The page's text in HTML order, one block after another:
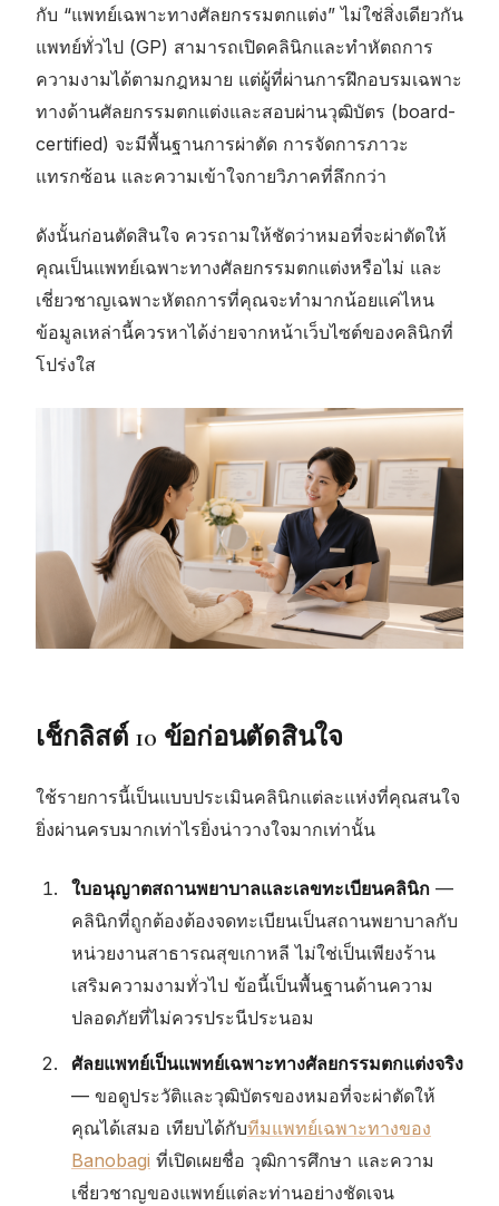
กับ “แพทย์เฉพาะทางศัลยกรรมตกแต่ง” ไม่ใช่สิ่งเดียวกัน
แพทย์ทั่วไป (GP) สามารถเปิดคลินิกและทำหัตถการ
ความงามได้ตามกฎหมาย แต่ผู้ที่ผ่านการฝึกอบรมเฉพาะ
ทางด้านศัลยกรรมตกแต่งและสอบผ่านวุฒิบัตร (board-
certified) จะมีพื้นฐานการผ่าตัด การจัดการภาวะ
แทรกซ้อน และความเข้าใจกายวิภาคที่ลึกกว่า
ดังนั้นก่อนตัดสินใจ ควรถามให้ชัดว่าหมอที่จะผ่าตัดให้
คุณเป็นแพทย์เฉพาะทางศัลยกรรมตกแต่งหรือไม่ และ
เชี่ยวชาญเฉพาะหัตถการที่คุณจะทำมากน้อยแค่ไหน
ข้อมูลเหล่านี้ควรหาได้ง่ายจากหน้าเว็บไซต์ของคลินิกที่
โปร่งใส
เช็กลิสต์ 10 ข้อก่อนตัดสินใจ
ใช้รายการนี้เป็นแบบประเมินคลินิกแต่ละแห่งที่คุณสนใจ
ยิ่งผ่านครบมากเท่าไรยิ่งน่าวางใจมากเท่านั้น
ใบอนุญาตสถานพยาบาลและเลขทะเบียนคลินิก —
คลินิกที่ถูกต้องต้องจดทะเบียนเป็นสถานพยาบาลกับ
หน่วยงานสาธารณสุขเกาหลี ไม่ใช่เป็นเพียงร้าน
เสริมความงามทั่วไป ข้อนี้เป็นพื้นฐานด้านความ
ปลอดภัยที่ไม่ควรประนีประนอม
ศัลยแพทย์เป็นแพทย์เฉพาะทางศัลยกรรมตกแต่งจริง
— ขอดูประวัติและวุฒิบัตรของหมอที่จะผ่าตัดให้
คุณได้เสมอ เทียบได้กับทีมแพทย์เฉพาะทางของ
Banobagi ที่เปิดเผยชื่อ วุฒิการศึกษา และความ
เชี่ยวชาญของแพทย์แต่ละท่านอย่างชัดเจน